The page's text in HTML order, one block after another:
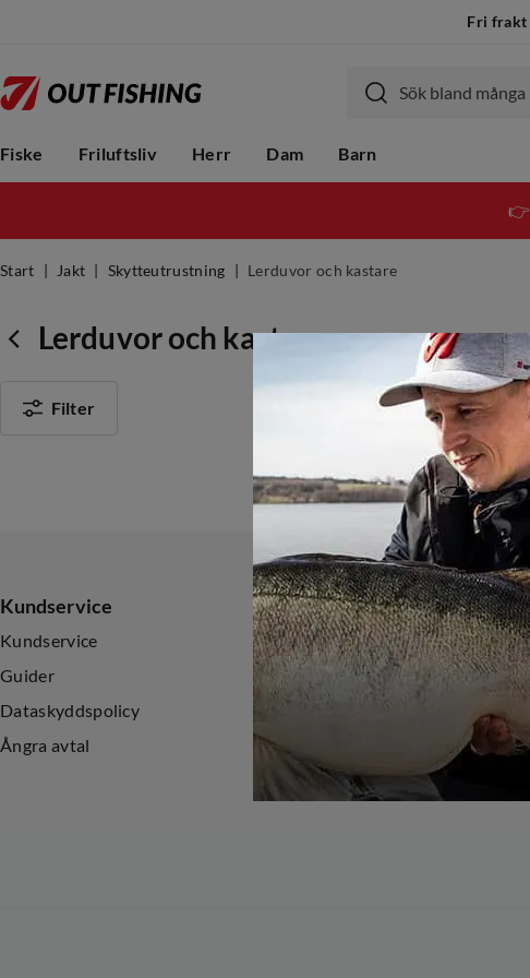
Fri frakt
Fiske Friluftsliv Herr Dam Barn
👉
Start Jakt Skytteutrustning Lerduvor och kastare
Lerduvor och kastare
Filter
Kundservice
Kundservice
Guider
Dataskyddspolicy
Ångra avtal
Sortiment
Nyheter
Kampanjer